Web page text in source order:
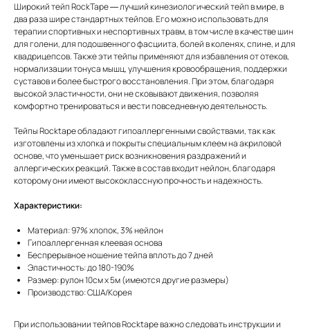
Широкий тейп RockTape — лучший кинезиологический тейп в мире, в
два раза шире стандартных тейпов. Его можно использовать для
терапии спортивных и неспортивных травм, в том числе в качестве шин
для голени, для подошвенного фасциита, болей в коленях, спине, и для
квадрицепсов. Также эти тейпы применяют для избавления от отеков,
нормализации тонуса мышц, улучшения кровообращения, поддержки
суставов и более быстрого восстановления. При этом, благодаря
высокой эластичности, они не сковывают движения, позволяя
комфортно тренироваться и вести повседневную деятельность.
Тейпы Rocktape обладают гипоаллергенными свойствами, так как
изготовлены из хлопка и покрыты специальным клеем на акриловой
основе, что уменьшает риск возникновения раздражений и
аллергических реакций. Также в состав входит нейлон, благодаря
которому они имеют высококлассную прочность и надежность.
Характеристики:
Материал: 97% хлопок, 3% нейлон
Гипоаллергенная клеевая основа
Беспрерывное ношение тейпа вплоть до 7 дней
Эластичность: до 180-190%
Размер: рулон 10см х 5м (имеются другие размеры)
Производство: США/Корея
При использовании тейпов Rocktape важно следовать инструкции и